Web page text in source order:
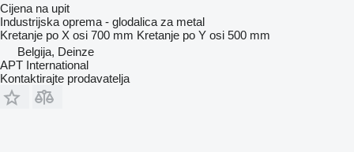
Cijena na upit
Industrijska oprema - glodalica za metal
Kretanje po X osi 700 mm Kretanje po Y osi 500 mm
Belgija, Deinze
APT International
Kontaktirajte prodavatelja